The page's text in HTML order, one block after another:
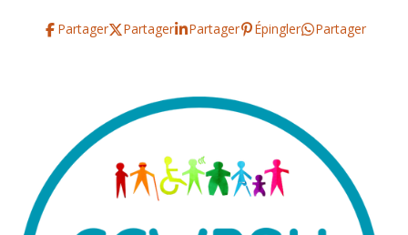
Partager Partager Partager Épingler Partager